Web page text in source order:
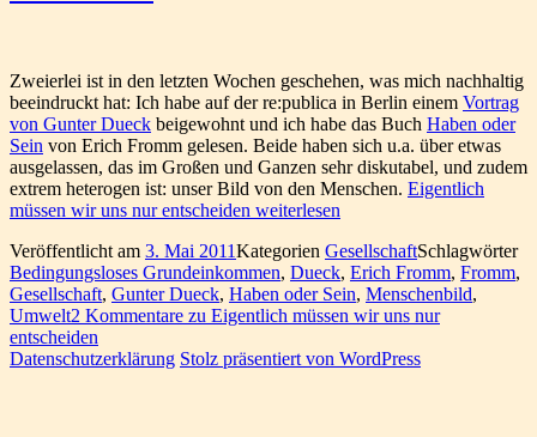
Zweierlei ist in den letzten Wochen geschehen, was mich nachhaltig
beeindruckt hat: Ich habe auf der re:publica in Berlin einem Vortrag
von Gunter Dueck beigewohnt und ich habe das Buch Haben oder
Sein von Erich Fromm gelesen. Beide haben sich u.a. über etwas
ausgelassen, das im Großen und Ganzen sehr diskutabel, und zudem
extrem heterogen ist: unser Bild von den Menschen. Eigentlich
müssen wir uns nur entscheiden weiterlesen
Veröffentlicht am 3. Mai 2011Kategorien GesellschaftSchlagwörter
Bedingungsloses Grundeinkommen, Dueck, Erich Fromm, Fromm,
Gesellschaft, Gunter Dueck, Haben oder Sein, Menschenbild,
Umwelt2 Kommentare zu Eigentlich müssen wir uns nur
entscheiden
Datenschutzerklärung Stolz präsentiert von WordPress